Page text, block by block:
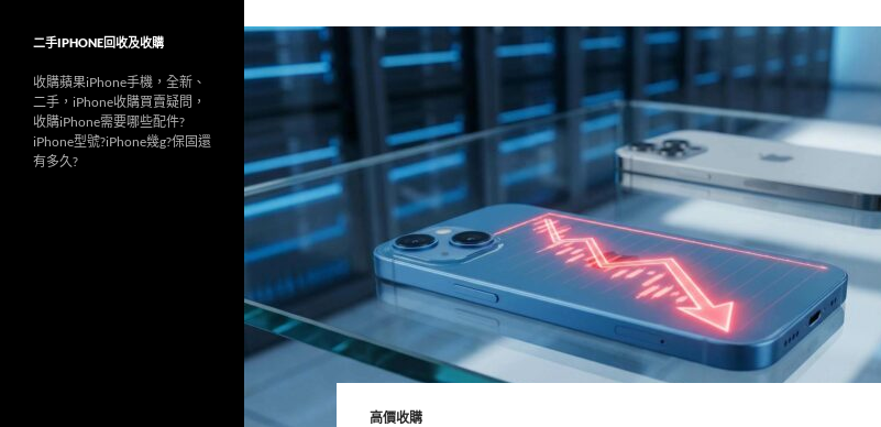
高價收購
字:
二手IPHONE回收及收購
收購蘋果iPhone手機，全新、
二手，iPhone收購買賣疑問，
收購iPhone需要哪些配件?
iPhone型號?iPhone幾g?保固還
有多久?